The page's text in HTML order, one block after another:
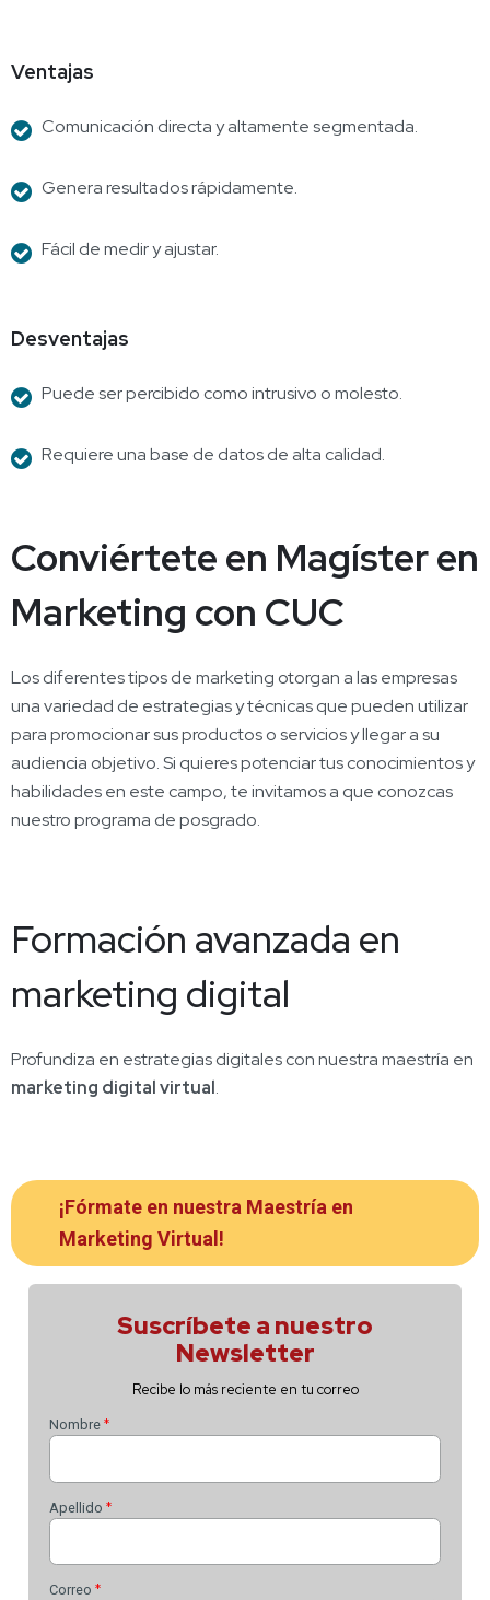
Ventajas
Comunicación directa y altamente segmentada.
Genera resultados rápidamente.
Fácil de medir y ajustar.
Desventajas
Puede ser percibido como intrusivo o molesto.
Requiere una base de datos de alta calidad.
Conviértete en Magíster en
Marketing con CUC
Los diferentes tipos de marketing otorgan a las empresas
una variedad de estrategias y técnicas que pueden utilizar
para promocionar sus productos o servicios y llegar a su
audiencia objetivo. Si quieres potenciar tus conocimientos y
habilidades en este campo, te invitamos a que conozcas
nuestro programa de posgrado.
Formación avanzada en
marketing digital
Profundiza en estrategias digitales con nuestramaestría en
marketing digital virtual.
¡Fórmate en nuestra Maestría en
Marketing Virtual!